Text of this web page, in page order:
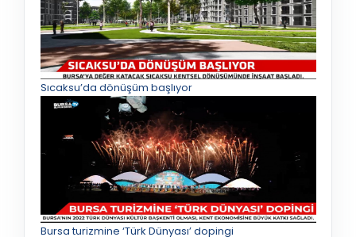
Sıcaksu’da dönüşüm başlıyor
Bursa turizmine ‘Türk Dünyası’ dopingi